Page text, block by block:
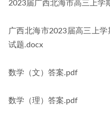
2023届广西北海市高三上学
广西北海市2023届高三上学
试题.docx
数学（文）答案.pdf
数学（理）答案.pdf